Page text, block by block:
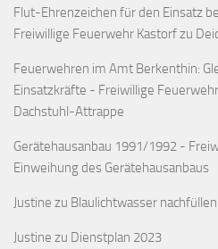
Flut-Ehrenzeichen für den Einsatz
Freiwillige Feuerwehr Kastorfzu
Feuerwehren im Amt Berkenthin:
Einsatzkräfte - Freiwillige
Dachstuhl-Attrappe
Gerätehausanbau 1991/1992 -
Einweihung des Gerätehausanbaus
Justine zu Blaulichtwasser nachfüllen
Justine zu Dienstplan 2023